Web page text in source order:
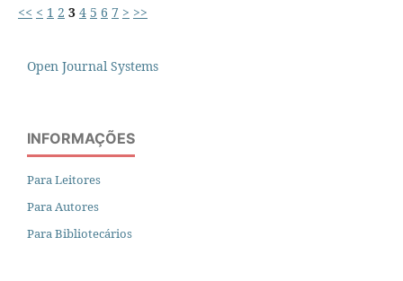
<< < 1 2 3 4 5 6 7 > >>
Open Journal Systems
INFORMAÇÕES
Para Leitores
Para Autores
Para Bibliotecários